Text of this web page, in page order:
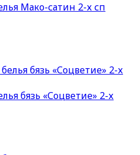
Мако-сатин 2-х сп
бязь «Соцветие» 2-х